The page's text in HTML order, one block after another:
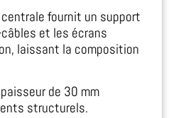
fournit un support
et les écrans
laissant la composition
de 30 mm
structurels.